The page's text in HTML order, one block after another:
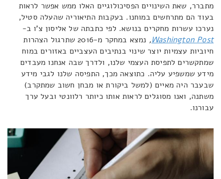
מתברר, שאת השינויים הפסיכולוגיים האלו ממש אפשר לראות
בעוד הם מתרחשים במוחנו. בעקבות התיאוריה שהעלה סטיל,
נערכו עשרות מחקרים בנושא. לפי כתבתה של אליסון צ'ו ב-
Washington Post
,
נמצא במחקר מ-2016 שתרגול הצהרות
חיוביות עצמיות יוצר שינוי בנתיבים העצביים באזורים במוח
שמתקשרים לתפיסת העצמי שלנו, ולדרך שבה אנחנו מעבדים
מידע שמשפיע עליה. כתוצאה מכך, התפיסה שלנו לגבי מידע
שבעבר היה מאיים (למשל ביקורת או מבחן חשוב שמתקרב)
משתנה, ואנו מסוגלים לראות אותו כיותר רלוונטי ובעל ערך
עבורנו.